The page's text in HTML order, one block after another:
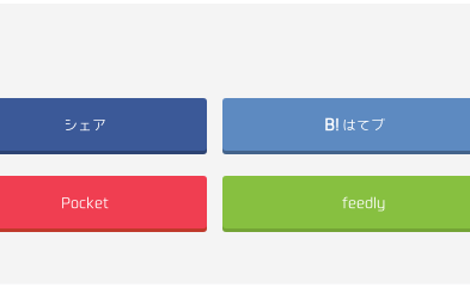
シェア はてブ
Pocket feedly